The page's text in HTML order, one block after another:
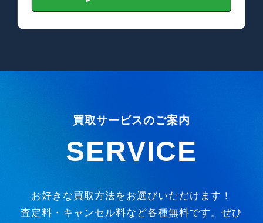
買取サービスのご案内
SERVICE
お好きな買取方法をお選びいただけます！
査定料・キャンセル料など各種無料です。ぜひ